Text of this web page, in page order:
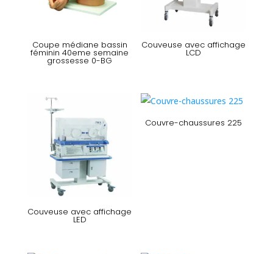
Coupe médiane bassin
féminin 40eme semaine
grossesse 0-BG
Couveuse avec affichage
LCD
Couveuse avec affichage
LED
Couvre-chaussures 225